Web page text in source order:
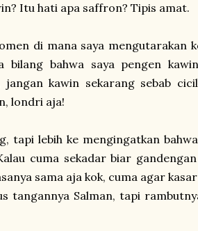
Itu hati apa saffron? Tipis amat.
di mana saya mengutarakan
bilang bahwa saya pengen
jangan kawin sekarang sebab
londri aja!
tapi lebih ke mengingatkan
cuma sekadar biar
sama aja kok, cuma agar
tangannya Salman, tapi